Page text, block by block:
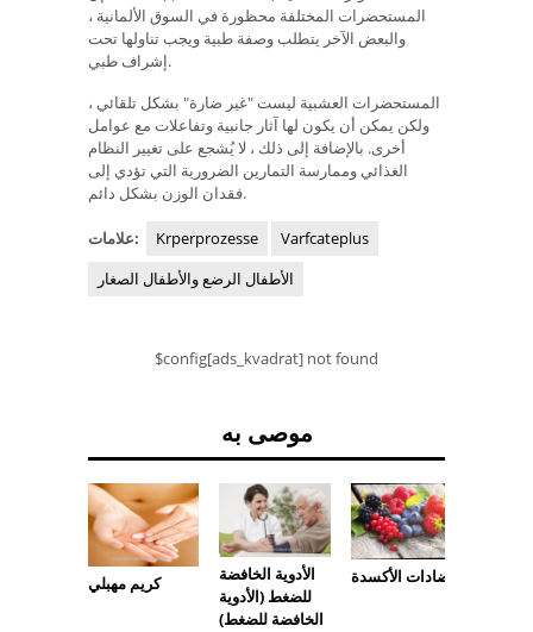
المستحضرات المختلفة محظورة في السوق الألمانية ،
والبعض الآخر يتطلب وصفة طبية ويجب تناولها تحت
إشراف طبي.
المستحضرات العشبية ليست "غير ضارة" بشكل تلقائي ،
ولكن يمكن أن يكون لها آثار جانبية وتفاعلات مع عوامل
أخرى. بالإضافة إلى ذلك ، لا يُشجع على تغيير النظام
الغذائي وممارسة التمارين الضرورية التي تؤدي إلى
فقدان الوزن بشكل دائم.
علامات: Krperprozesse
Varfcateplus
الأطفال الرضع والأطفال الصغار
$config[ads_kvadrat] not found
موصى به
كريم مهبلي
الأدوية الخافضة
للضغط (الأدوية
الخافضة للضغط)
مضادات الأكسدة